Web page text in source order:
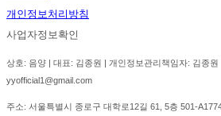
개인정보처리방침
사업자정보확인
상호: 음양 | 대표: 김종원 | 개인정보관리책임자: 김종
yyofficial1@gmail.com
주소: 서울특별시 종로구 대학로12길 61, 5층 501-